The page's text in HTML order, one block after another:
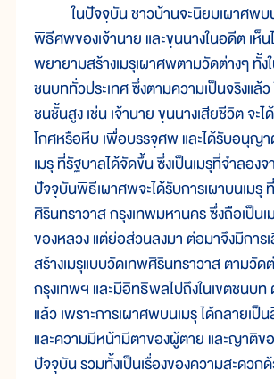
ในปัจจุบัน ชาวบ้านจะนิยมเผาศพบน
พิธีศพของเจ้านาย และขุนนางในอดีต เห็
พยายามสร้างเมรุเผาศพตามวัดต่างๆ ทั้งใ
ชนบททั่วประเทศ ซึ่งตามความเป็นจริงแล้
ชนชั้นสูง เช่น เจ้านาย ขุนนางเสียชีวิต จะ
โกศหรือหีบ เพื่อบรรจุศพ และได้รับอนุญ
เมรุ ที่รัฐบาลได้จัดขึ้น ซึ่งเป็นเมรุที่จำลอง
ปัจจุบันพิธีเผาศพจะได้รับการเผาบนเมรุ
ศิรินทราวาส กรุงเทพมหานคร ซึ่งถือเป็น
ของหลวง แต่ย่อส่วนลงมา ต่อมาจึงมีการ
สร้างเมรุแบบวัดเทพศิรินทราวาส ตามวัด
กรุงเทพฯ และมีอิทธิพลไปถึงในเขตชนบ
แล้ว เพราะการเผาศพบนเมรุ ได้กลายเป็
และความมีหน้ามีตาของผู้ตาย และญาติข
ปัจจุบัน รวมทั้งเป็นเรื่องของความสะดวก